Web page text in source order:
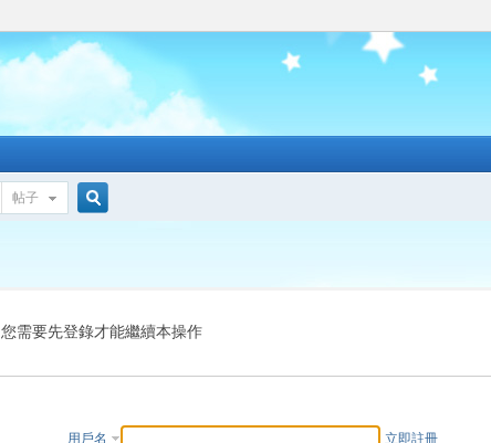
帖子
索
您需要先登錄才能繼續本操作
用戶名 立即註冊